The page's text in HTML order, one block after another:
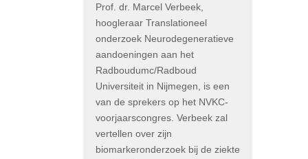
Prof. dr. Marcel Verbeek,
hoogleraar Translationeel
onderzoek Neurodegeneratieve
aandoeningen aan het
Radboudumc/Radboud
Universiteit in Nijmegen, is een
van de sprekers op het NVKC-
voorjaarscongres. Verbeek zal
vertellen over zijn
biomarkeronderzoek bij de ziekte